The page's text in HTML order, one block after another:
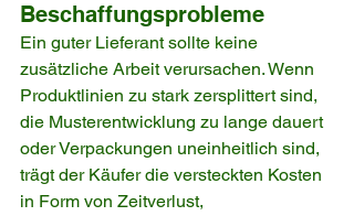
Beschaffungsprobleme
Ein guter Lieferant sollte keine
zusätzliche Arbeit verursachen. Wenn
Produktlinien zu stark zersplittert sind,
die Musterentwicklung zu lange dauert
oder Verpackungen uneinheitlich sind,
trägt der Käufer die versteckten Kosten
in Form von Zeitverlust,